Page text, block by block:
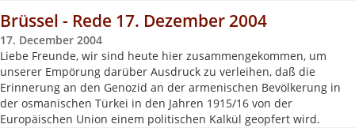
Brüssel - Rede 17. Dezember 2004
17. December 2004
Liebe Freunde, wir sind heute hier zusammengekommen, um
unserer Empörung darüber Ausdruck zu verleihen, daß die
Erinnerung an den Genozid an der armenischen Bevölkerung in
der osmanischen Türkei in den Jahren 1915/16 von der
Europäischen Union einem politischen Kalkül geopfert wird.